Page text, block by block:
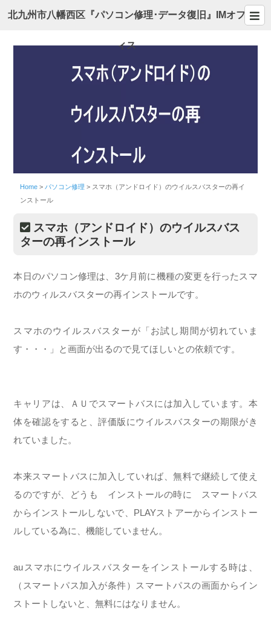
北九州市八幡西区『パソコン修理･データ復旧』IMオフ
ィス
Home > パソコン修理 > スマホ（アンドロイド）のウイルスバスターの再イ
ンストール
スマホ（アンドロイド）のウイルスバス
ターの再インストール
本日のパソコン修理は、3ケ月前に機種の変更を行ったスマ
ホのウィルスバスターの再インストールです。
スマホのウイルスバスターが「お試し期間が切れていま
す・・・」と画面が出るので見てほしいとの依頼です。
キャリアは、ＡＵでスマートバスには加入しています。本
体を確認をすると、評価版にウイルスバスターの期限がき
れていました。
本来スマートバスに加入していれば、無料で継続して使え
るのですが、どうも インストールの時に スマートバス
からインストールしないで、PLAYストアーからインストー
ルしている為に、機能していません。
auスマホにウイルスバスターをインストールする時は、
（スマートパス加入が条件）スマートパスの画面からイン
ストートしないと、無料にはなりません。